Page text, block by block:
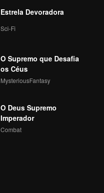
Estrela Devoradora
Sci-Fi
O Supremo que Desafia
os Céus
MysteriousFantasy
O Deus Supremo
Imperador
Combat